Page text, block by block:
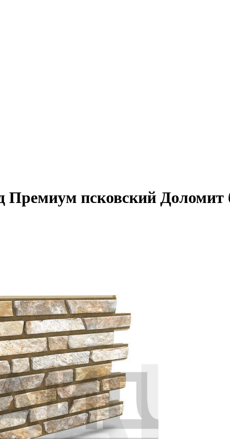
Премиум псковский Доломит